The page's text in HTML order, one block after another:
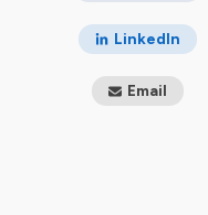
Hébergé par Ausha.
confidentialitepour
LinkedIn
Email